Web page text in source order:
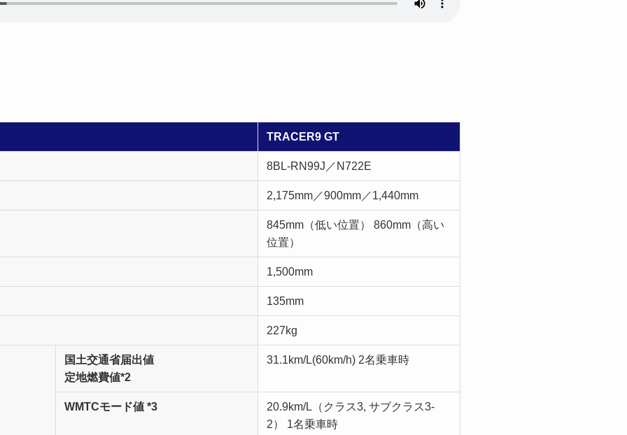
TRACER9 GT
8BL-RN99J／N722E
2,175mm／900mm／1,440mm
845mm（低い位置） 860mm（高い
位置）
1,500mm
135mm
227kg
国土交通省届出値
定地燃費値*2
31.1km/L(60km/h) 2名乗車時
WMTCモード値 *3
20.9km/L（クラス3, サブクラス3-
2） 1名乗車時